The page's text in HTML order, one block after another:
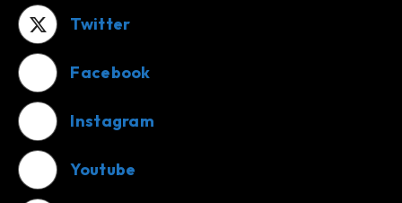
Twitter
Facebook
Instagram
Youtube